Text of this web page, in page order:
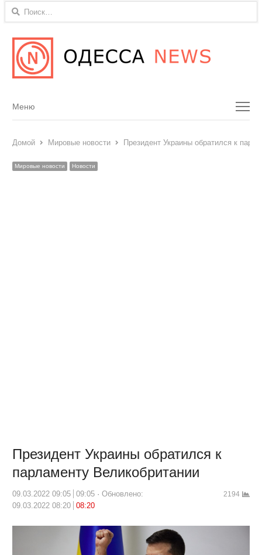
Найти:
Menu
Меню
Домой Мировые новости Президент Украины обратился к
Мировые новости Новости
Президент Украины обратился к
парламенту Великобритании
09.03.2022 09:05 09:05
Обновлено:
09.03.2022 08:20
08:20
2194